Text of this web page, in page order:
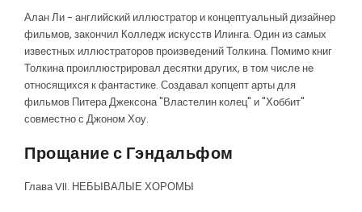
Алан Ли - английский иллюстратор и концептуальный дизайнер
фильмов, закончил Колледж искусств Илинга. Один из самых
известных иллюстраторов произведений Толкина. Помимо книг
Толкина проиллюстрировал десятки других, в том числе не
относящихся к фантастике. Создавал копцепт арты для
фильмов Питера Джексона "Властелин колец" и "Хоббит"
совместно с Джоном Хоу.
Прощание с Гэндальфом
Глава VII. НЕБЫВАЛЫЕ ХОРОМЫ